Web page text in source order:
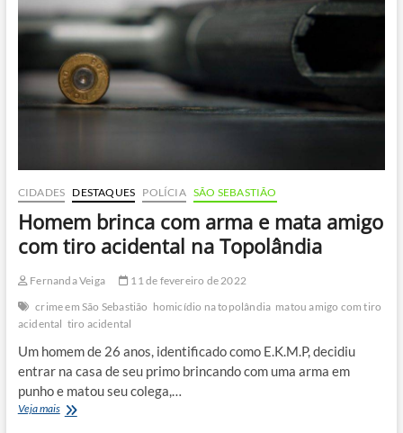
dia
em
Caraguatatuba;
Jovem
também
foi
morto
São
Sebastião
CIDADES DESTAQUES POLÍCIA SÃO SEBASTIÃO
Homem brinca com arma e mata amigo
com tiro acidental na Topolândia
Fernanda Veiga
11 de fevereiro de 2022
crime em São Sebastião homicídio na topolândia matou amigo com tiro
acidental tiro acidental
Um homem de 26 anos, identificado como E.K.M.P, decidiu
entrar na casa de seu primo brincando com uma arma em
punho e matou seu colega,…
Veja maisHomem